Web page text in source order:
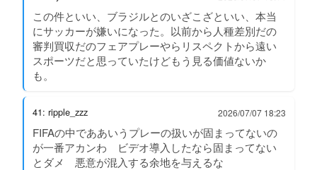
この件といい、ブラジルとのいざこざといい、本当
にサッカーが嫌いになった。以前から人種差別だの
審判買収だのフェアプレーやらリスペクトから遠い
スポーツだと思っていたけどもう見る価値ないか
も。
41: ripple_zzz 2026/07/07 18:23
FIFAの中でああいうプレーの扱いが固まってないの
が一番アカンわ ビデオ導入したなら固まってない
とダメ 悪意が混入する余地を与えるな